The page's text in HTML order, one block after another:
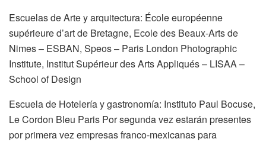
Escuelas de Arte y arquitectura: École européenne
supérieure d’art de Bretagne, Ecole des Beaux-Arts de
Nimes – ESBAN, Speos – Paris London Photographic
Institute, Institut Supérieur des Arts Appliqués – LISAA –
School of Design
Escuela de Hotelería y gastronomía: Instituto Paul Bocuse,
Le Cordon Bleu Paris Por segunda vez estarán presentes
por primera vez empresas franco-mexicanas para